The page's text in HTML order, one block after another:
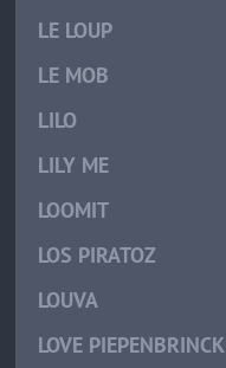
LE LOUP
LE MOB
LILO
LILY ME
LOOMIT
LOS PIRATOZ
LOUVA
LOVE PIEPENBRINCK